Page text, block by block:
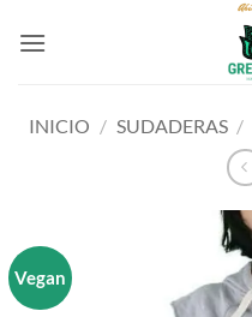
INICIO / SUDADERAS /
Vegan